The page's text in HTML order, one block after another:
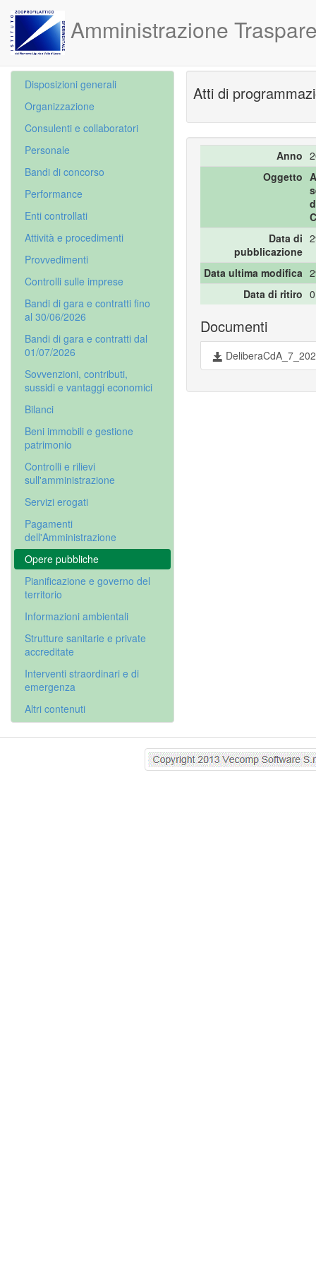
Amministrazione
Disposizioni generali
Organizzazione
Consulenti e collaboratori
Personale
Bandi di concorso
Performance
Enti controllati
Attività e procedimenti
Provvedimenti
Controlli sulle imprese
Bandi di gara e contratti fino
al 30/06/2026
Bandi di gara e contratti dal
01/07/2026
Sovvenzioni, contributi,
sussidi e vantaggi economici
Bilanci
Beni immobili e gestione
patrimonio
Controlli e rilievi
sull'amministrazione
Servizi erogati
Pagamenti
dell'Amministrazione
Opere pubbliche
Pianificazione e governo del
territorio
Informazioni ambientali
Strutture sanitarie e private
accreditate
Interventi straordinari e di
emergenza
Altri contenuti
Atti di
Anno
Oggetto
Data di
pubblicazione
Data ultima modifica
Data di ritiro
Documenti